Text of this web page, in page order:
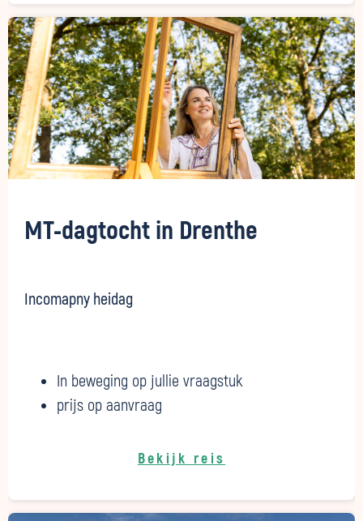
MT-dagtocht in Drenthe
Incomapny heidag
In beweging op jullie vraagstuk
prijs op aanvraag
Bekijk reis